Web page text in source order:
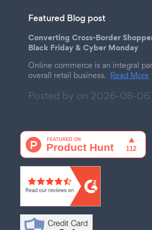
Featured Blog post
Converting Cross-Border
Black Friday & Cyber Monday
Online commerce is an integral
overall retail business. Read More
Posted by on 2026-08-06